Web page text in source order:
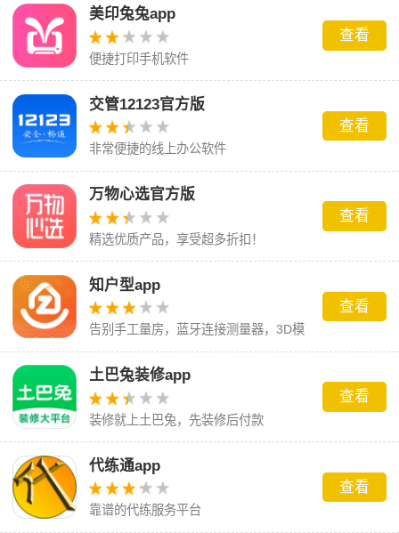
美印兔兔app
便捷打印手机软件
查看
交管12123官方版
非常便捷的线上办公软件
查看
万物心选官方版
精选优质产品，享受超多折扣！
查看
知户型app
告别手工量房，蓝牙连接测量器，3D模
型CAD图一目了然
查看
土巴兔装修app
装修就上土巴兔，先装修后付款
查看
代练通app
靠谱的代练服务平台
查看